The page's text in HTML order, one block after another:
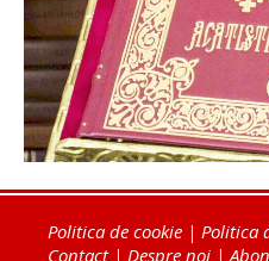
Politica de cookie | Politica
Contact| Despre noi |